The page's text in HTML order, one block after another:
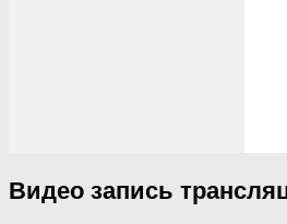
Видео запись